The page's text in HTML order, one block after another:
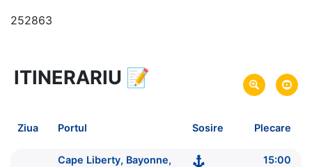
252863
6 zile vacanta de croaziera in
link oferta
Plecare pe 13 Aug 2026
din Cape Liberty, Bayonne,
Sosire pe 18 Aug 2026in Cape Liberty, Bayonne,
ITINERARIU 📝
Ziua Portul Sosire Plecare
Cape Liberty, Bayonne,
15:00